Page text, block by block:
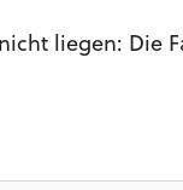
liegen: Die